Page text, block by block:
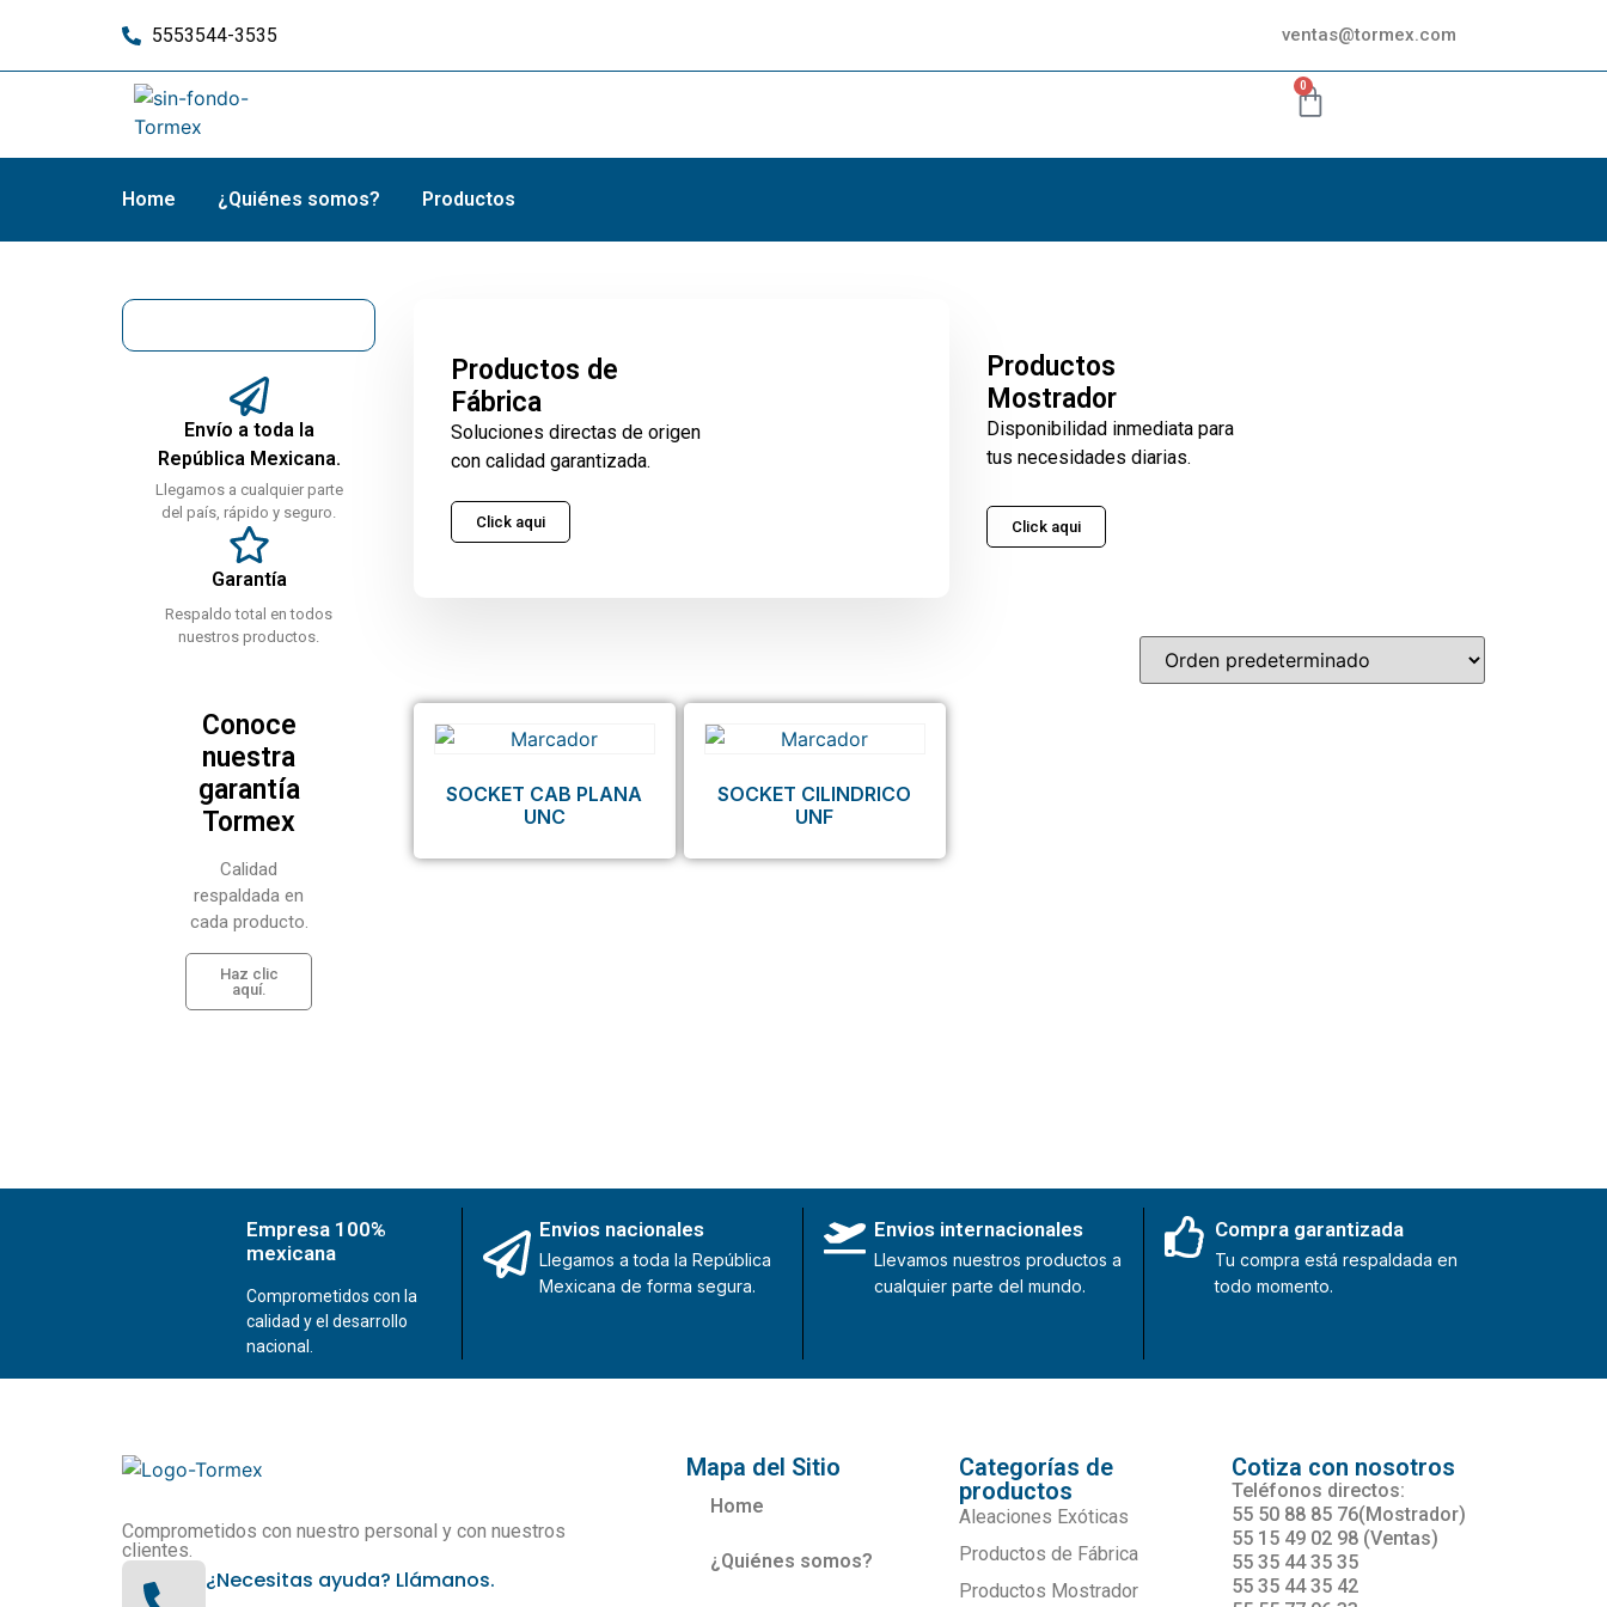
5553544-3535 ventas@tormex.com
0
Home ¿Quiénes somos? Productos
Envío a toda la
República Mexicana.
Llegamos a cualquier parte
del país, rápido y seguro.
Garantía
Respaldo total en todos
nuestros productos.
Conoce
nuestra
garantía
Tormex
Calidad
respaldada en
cada producto.
Haz clic
aquí.
Productos de
Fábrica
Soluciones directas de origen
con calidad garantizada.
Click aqui
Productos
Mostrador
Disponibilidad inmediata para
tus necesidades diarias.
Click aqui
SOCKET CAB PLANA
UNC
SOCKET CILINDRICO
UNF
Empresa 100%
mexicana
Comprometidos con la
calidad y el desarrollo
nacional.
Envios nacionales
Llegamos a toda la República
Mexicana de forma segura.
Envios internacionales
Llevamos nuestros productos a
cualquier parte del mundo.
Compra garantizada
Tu compra está respaldada en
todo momento.
Comprometidos con nuestro personal y con nuestros
clientes.
¿Necesitas ayuda? Llámanos.
Mapa del Sitio
Home
¿Quiénes somos?
Categorías de
productos
Aleaciones Exóticas
Productos de Fábrica
Productos Mostrador
Cotiza con nosotros
Teléfonos directos:
55 50 88 85 76(Mostrador)
55 15 49 02 98 (Ventas)
55 35 44 35 35
55 35 44 35 42